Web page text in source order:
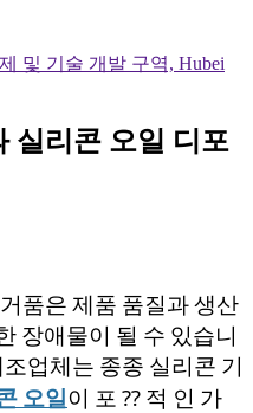
및 기술 개발 구역, Hubei
실리콘 오일 디포
품은 제품 품질과 생산
장애물이 될 수 있습니
업체는 종종 실리콘 기
오일이 포 ⁇ 적 인 가